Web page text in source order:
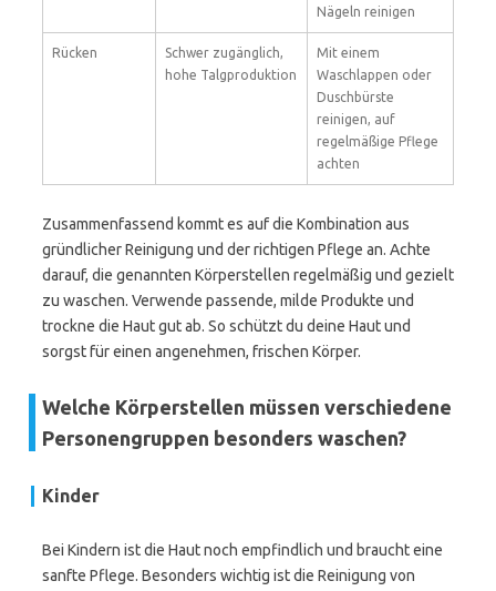
Nägeln reinigen
Rücken
Schwer zugänglich,
hohe Talgproduktion
Mit einem
Waschlappen oder
Duschbürste
reinigen, auf
regelmäßige Pflege
achten
Zusammenfassend kommt es auf die Kombination aus
gründlicher Reinigung und der richtigen Pflege an. Achte
darauf, die genannten Körperstellen regelmäßig und gezielt
zu waschen. Verwende passende, milde Produkte und
trockne die Haut gut ab. So schützt du deine Haut und
sorgst für einen angenehmen, frischen Körper.
Welche Körperstellen müssen verschiedene
Personengruppen besonders waschen?
Kinder
Bei Kindern ist die Haut noch empfindlich und braucht eine
sanfte Pflege. Besonders wichtig ist die Reinigung von